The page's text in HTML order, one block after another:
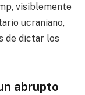
visiblemente
ucraniano,
de dictar los
abrupto